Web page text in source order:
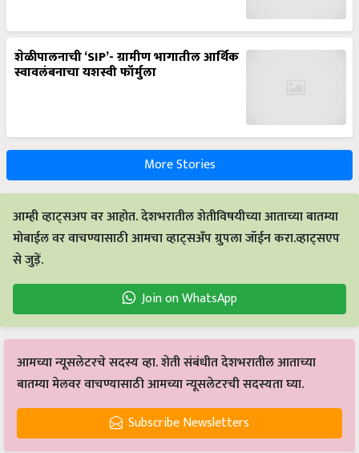
शेळीपालनाची ‘SIP’- ग्रामीण भागातील आर्थिक
स्वावलंबनाचा यशस्वी फॉर्मुला
More Stories
आम्ही व्हाट्सअप वर आहोत. देशभरातील शेतीविषयीच्या आताच्या बातम्या
मोबाईल वर वाचण्यासाठी आमचा व्हाट्सअँप ग्रुपला जॉईन करा.व्हाट्सएप
से जुड़ें.
Join on WhatsApp
आमच्या न्यूसलेटरचे सदस्य व्हा. शेती संबंधीत देशभरातील आताच्या
बातम्या मेलवर वाचण्यासाठी आमच्या न्यूसलेटरची सदस्यता घ्या.
Subscribe Newsletters